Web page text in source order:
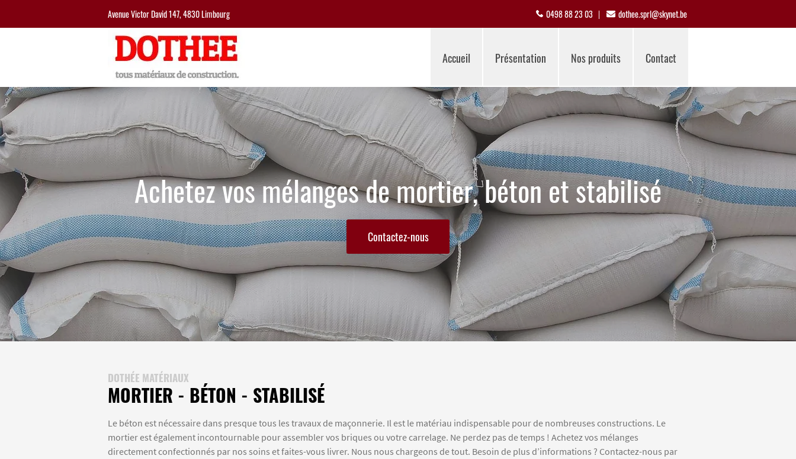
Avenue Victor David 147, 4830 Limbourg 0498 88 23 03 dothee.sprl@skynet.be
Accueil Présentation Nos produits Contact
Achetez vos mélanges de mortier, béton et stabilisé
Contactez-nous
DOTHÉE MATÉRIAUX
MORTIER - BÉTON - STABILISÉ
Le béton est nécessaire dans presque tous les travaux de maçonnerie. Il est le matériau indispensable pour de nombreuses constructions. Le
mortier est également incontournable pour assembler vos briques ou votre carrelage. Ne perdez pas de temps ! Achetez vos mélanges
directement confectionnés par nos soins et faites-vous livrer. Nous nous chargeons de tout. Besoin de plus d’informations ? Contactez-nous par